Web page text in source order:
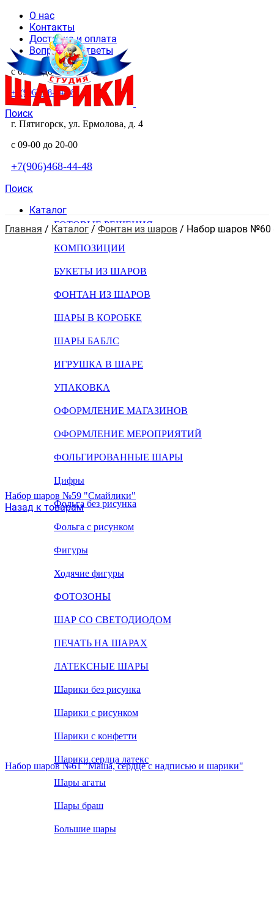
О нас
Контакты
Доставка и оплата
Вопросы и ответы
с 09-00 до 20-00
+7(906)468-44-48
Поиск
г. Пятигорск, ул. Ермолова, д. 4
с 09-00 до 20-00
+7(906)468-44-48
Поиск
Каталог
ГОТОВЫЕ РЕШЕНИЯ
КОМПОЗИЦИИ
БУКЕТЫ ИЗ ШАРОВ
ФОНТАН ИЗ ШАРОВ
ШАРЫ В КОРОБКЕ
ШАРЫ БАБЛС
ИГРУШКА В ШАРЕ
УПАКОВКА
ОФОРМЛЕНИЕ МАГАЗИНОВ
ОФОРМЛЕНИЕ МЕРОПРИЯТИЙ
ФОЛЬГИРОВАННЫЕ ШАРЫ
Цифры
Фольга без рисунка
Фольга с рисунком
Фигуры
Ходячие фигуры
ФОТОЗОНЫ
ШАР СО СВЕТОДИОДОМ
ПЕЧАТЬ НА ШАРАХ
ЛАТЕКСНЫЕ ШАРЫ
Шарики без рисунка
Шарики с рисунком
Шарики с конфетти
Шарики сердца латекс
Шары агаты
Шары браш
Большие шары
Главная / Каталог / Фонтан из шаров / Набор шаров №60
Набор шаров №59 "Смайлики"
Назад к товарам
Набор шаров №61 "Маша, сердце с надписью и шарики"